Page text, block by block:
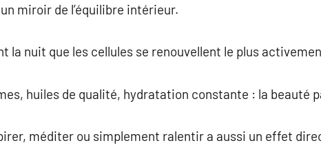
miroir de l’équilibre intérieur.
la nuit que les cellules se renouvellent le plus
huiles de qualité, hydratation constante : la beauté
méditer ou simplement ralentir a aussi un effet